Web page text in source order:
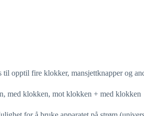
til opptil fire klokker, mansjettknapper og
med klokken, mot klokken + med klokken